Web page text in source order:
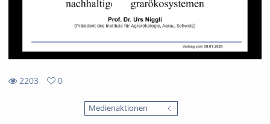
2203
0
Medienaktionen